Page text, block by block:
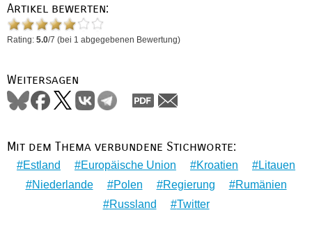
Artikel bewerten:
Rating: 5.0/7 (bei 1 abgegebenen Bewertung)
Weitersagen
Mit dem Thema verbundene Stichworte:
Estland Europäische Union Kroatien
Litauen
Niederlande
Polen Regierung
Rumänien
Russland
Twitter